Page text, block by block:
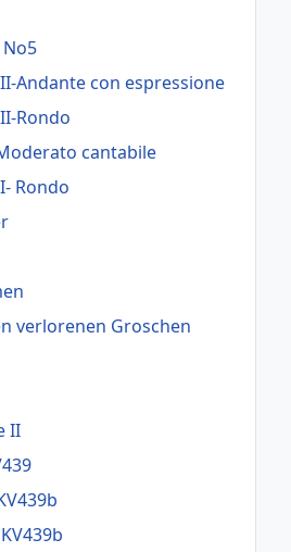
Andante con espressione
Rondo
cantabile
Rondo
verlorenen Groschen
II